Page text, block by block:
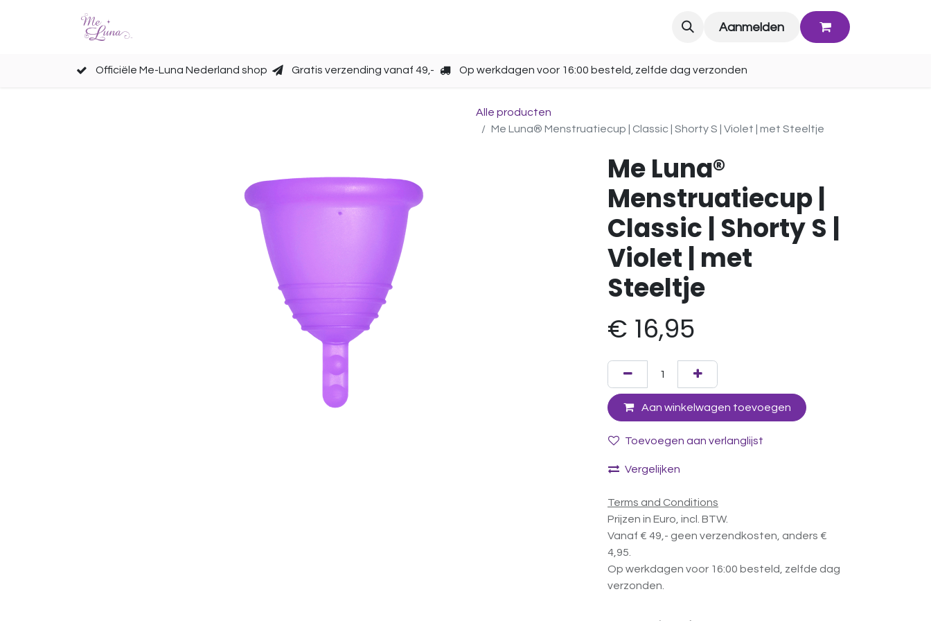
Aanmelden
Officiële Me-Luna Nederland shop Gratis verzending vanaf 49,- Op werkdagen voor 16:00 besteld, zelfde dag verzonden
Alle producten
Me Luna® Menstruatiecup | Classic | Shorty S | Violet | met Steeltje
Me Luna®
Menstruatiecup |
Classic | Shorty S |
Violet | met
Steeltje
€ 16,95
Aan winkelwagen toevoegen
Toevoegen aan verlanglijst
Vergelijken
Terms and Conditions
Prijzen in Euro, incl. BTW.
Vanaf € 49,- geen verzendkosten, anders €
4,95.
Op werkdagen voor 16:00 besteld, zelfde dag
verzonden.